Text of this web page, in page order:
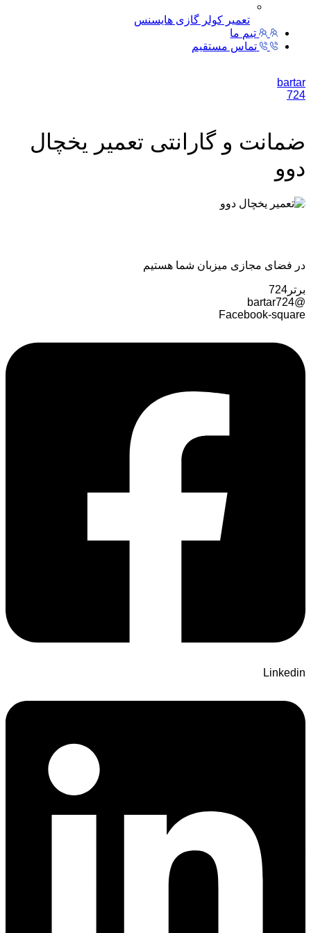
تعمیر کولر گازی هایسنس
تیم ما
تماس مستقیم
bartar
724
ضمانت و گارانتی تعمیر یخچال
دوو
در فضای مجازی میزبان شما هستیم
برتر724
@bartar724
Facebook-square
Linkedin